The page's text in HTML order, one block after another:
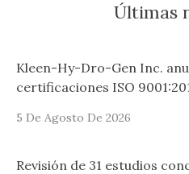
Últimas
Kleen-Hy-Dro-Gen Inc.
certificaciones ISO
5 De Agosto De 2026
Revisión de 31 estudios